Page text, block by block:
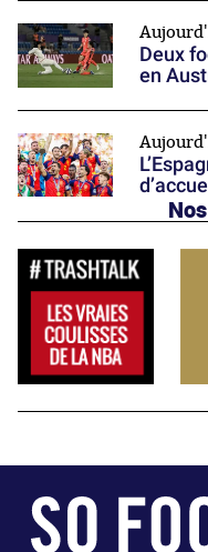
Deux
en